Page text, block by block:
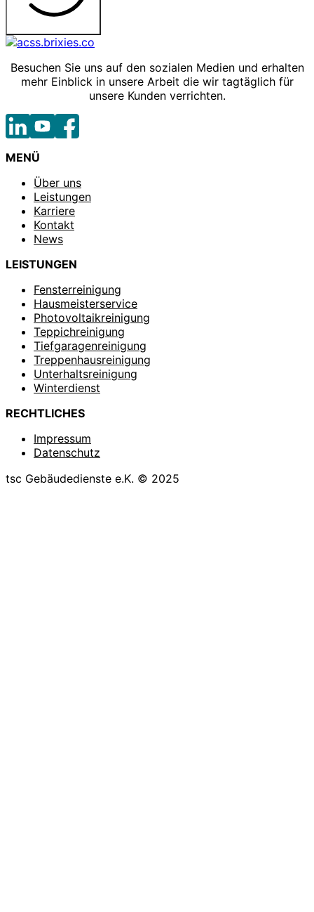
Besuchen Sie uns auf den sozialen Medien und erhalten
mehr Einblick in unsere Arbeit die wir tagtäglich für
unsere Kunden verrichten.
MENÜ
Über uns
Leistungen
Karriere
Kontakt
News
LEISTUNGEN
Fensterreinigung
Hausmeisterservice
Photovoltaikreinigung
Teppichreinigung
Tiefgaragenreinigung
Treppenhausreinigung
Unterhaltsreinigung
Winterdienst
RECHTLICHES
Impressum
Datenschutz
tsc Gebäudedienste e.K. © 2025